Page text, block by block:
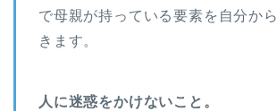
で母親が持っている要素を自分か
きます。
人に迷惑をかけないこと。